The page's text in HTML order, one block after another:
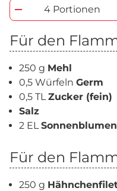
4 Portionen
Für den
250 g Mehl
0,5 Würfeln Germ
0,5 TLZucker (fein)
Salz
2 EL
Für den
250 g